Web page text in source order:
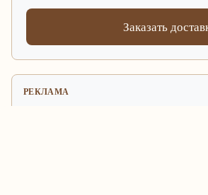
Заказать
РЕКЛАМА